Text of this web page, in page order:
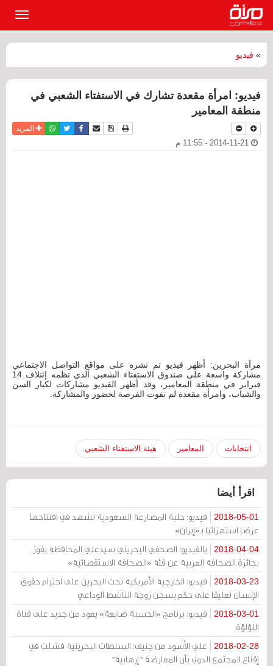
» فيديو
فيديو: امرأة مقعدة تشارك في الاستفتاء الشعبي في
منطقة المعامير
نسخة للطباعة
حفظ الموضوع
أرسل الى صديق
فيسبوكتويترواتسابالمزيد
مرآة البحرين: أظهر فيديو تم نشره على مواقع التواصل الاجتماعي
مشاركة واسعة على صندوق الاستفتاء الشعبي الذي نظمه إئتلاف 14
فبراير في منطقة المعامير، وقد أظهر الفيديو مشاركات لكبار السن
والشباب، وامرأة مقعدة لم تفوت الفرصة لحضور والمشاركة.
انتخابات المعامير هيئة الاستفتاء الشعبي
اقرأ أيضا
2018-05-01
فيديو: حلبة المصارعة السعودية تشهد في افتتاحها
عرضا استهزائيا بـ«إيران»
2018-04-04
بالفيديو: الصحفي البحريني سيدعلي المحافظة يفوز
بجائزة الصحافة العربية عن فئة «الصحافة الاستقصائية»
2018-03-23
فيديو: الخارجية الأمريكية تحث البحرين على احترام حقوق
الإنسان تعليقا على حكم بسجن زوجة الناشط الوداعي
2018-03-01
فيديو: برنامج «الحسبة ضايعة» يعود من جديد على قناة
اللؤلؤة
2018-02-28
علي الأسود من جنيف: السلطات البحرينية فشلت في
إقناع المجتمع الدولي بأن المعارضة "إرهابية"